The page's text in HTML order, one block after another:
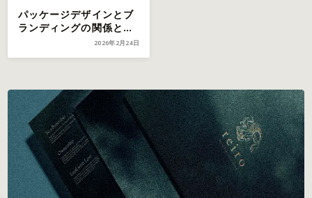
パッケージデザインとブ
ランディングの関係と
は？成功事例7選と作り
2026年2月24日